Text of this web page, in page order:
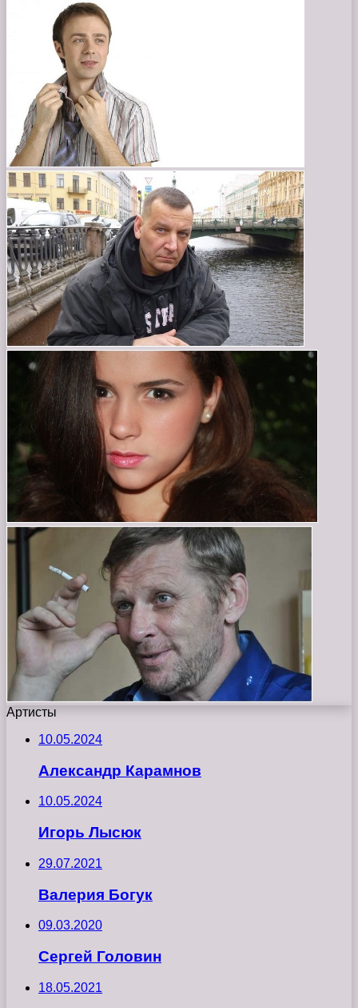
Артисты
10.05.2024
Александр Карамнов
10.05.2024
Игорь Лысюк
29.07.2021
Валерия Богук
09.03.2020
Сергей Головин
18.05.2021